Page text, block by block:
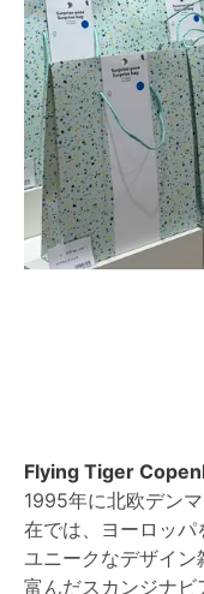
Flying Tiger
1995年に北欧デン
在では、ヨーロッパ
ユニークなデザイン
富んだスカンジナ